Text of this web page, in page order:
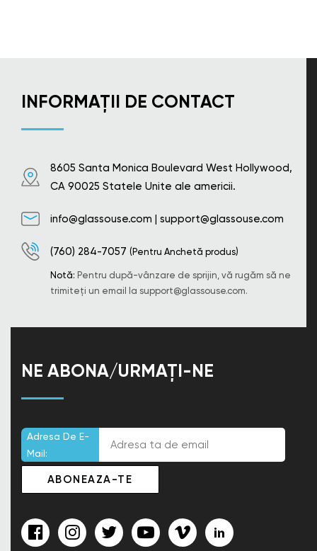
INFORMAȚII DE CONTACT
8605 Santa Monica Boulevard West Hollywood,
CA 90025 Statele Unite ale americii.
info@glassouse.com | support@glassouse.com
(760) 284-7057 (Pentru Anchetă produs)
Notă: Pentru după-vânzare de sprijin, vă rugăm să ne
trimiteți un email la support@glassouse.com.
NE ABONA/URMAȚI-NE
Adresa De E-
Mail: